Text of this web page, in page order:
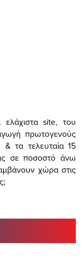
ελάχισταsite, του
πρωτογενούς
τα τελευταία 15
σε ποσοστό άνω
χώρα στις